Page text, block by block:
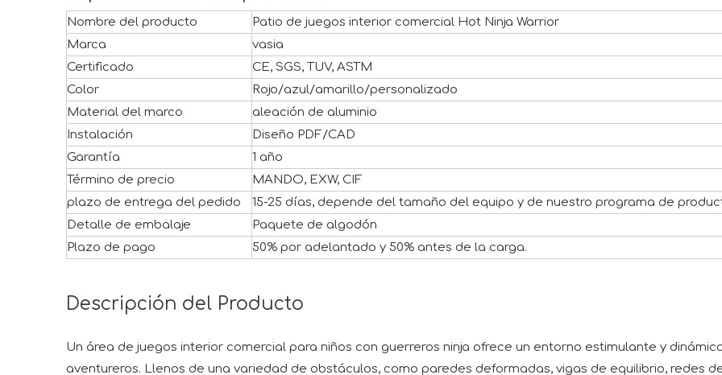
Nombre del producto
Patio de juegos interior comercial Hot Ninja Warrior
Marca
vasia
Certificado
CE, SGS, TUV, ASTM
Color
Rojo/azul/amarillo/personalizado
Material del marco
aleación de aluminio
Instalación
Diseño PDF/CAD
Garantía
1 año
Término de precio
MANDO, EXW, CIF
plazo de entrega del pedido
15-25 días, depende del tamaño del equipo y de nuestro programa de
Detalle de embalaje
Paquete de algodón
Plazo de pago
50% por adelantado y 50% antes de la carga.
Descripción del Producto
Un área de juegos interior comercial para niños con guerreros ninja ofrece un entorno estimulante y
aventureros. Llenos de una variedad de obstáculos, como paredes deformadas, vigas de equilibrio, redes